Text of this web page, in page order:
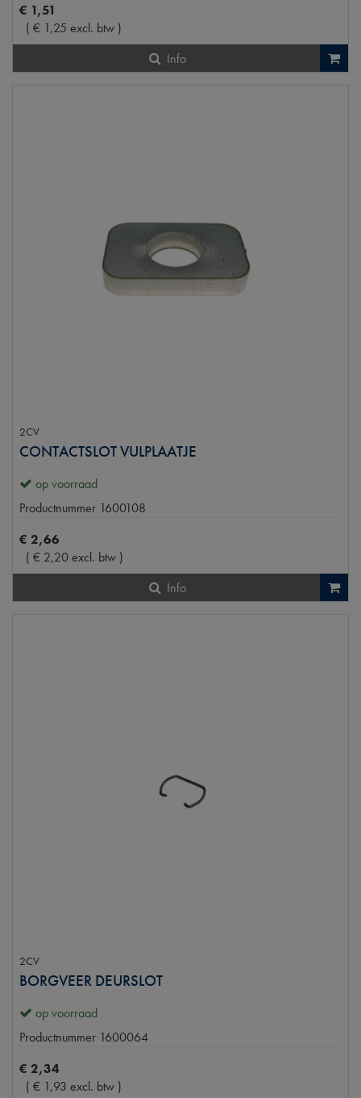
€ 1,51
( € 1,25 excl. btw )
Info
2CV
CONTACTSLOT VULPLAATJE
op voorraad
Productnummer 1600108
€ 2,66
( € 2,20excl. btw )
Info
2CV
BORGVEER DEURSLOT
op voorraad
Productnummer 1600064
€ 2,34
( € 1,93 excl. btw )